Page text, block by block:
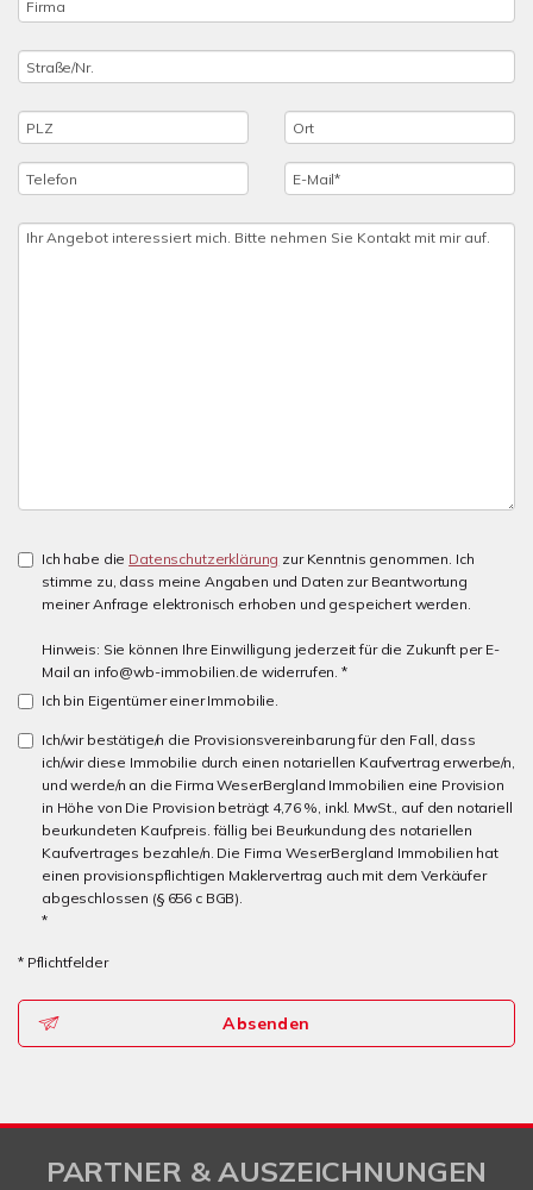
Ich habe die Datenschutzerklärung zur Kenntnis genommen. Ich
stimme zu, dass meine Angaben und Daten zur Beantwortung
meiner Anfrage elektronisch erhoben und gespeichert werden.
Hinweis: Sie können Ihre Einwilligung jederzeit für die Zukunft per E-
Mail an info@wb-immobilien.de widerrufen. *
Ich bin Eigentümer einer Immobilie.
Ich/wir bestätige/n die Provisionsvereinbarung für den Fall, dass
ich/wir diese Immobilie durch einen notariellen Kaufvertrag erwerbe/n,
und werde/n an die Firma WeserBergland Immobilien eine Provision
in Höhe von Die Provision beträgt 4,76 %, inkl. MwSt., auf den notariell
beurkundeten Kaufpreis. fällig bei Beurkundung des notariellen
Kaufvertrages bezahle/n. Die Firma WeserBergland Immobilien hat
einen provisionspflichtigen Maklervertrag auch mit dem Verkäufer
abgeschlossen (§ 656 c BGB).
*
* Pflichtfelder
Absenden
PARTNER & AUSZEICHNUNGEN